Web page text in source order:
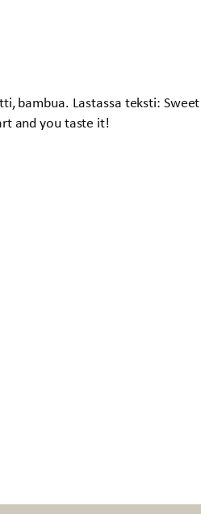
bambua. Lastassa teksti:
and you taste it!